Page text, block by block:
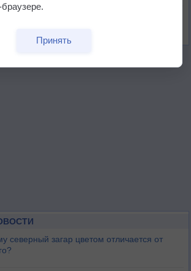
климата повлияло на ареал обитания
северный загар цветом отличается от
Принять